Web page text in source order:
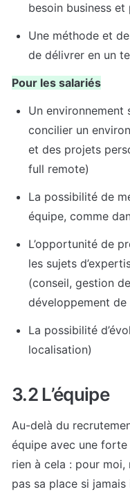
besoin business
Une méthode et
de délivrer en un
Pour les salariés
Un environnement
concilier un
et des projets
full remote)
La possibilité de
équipe, comme
L’opportunité de
les sujets
(conseil, gestion
développement de
La possibilité
localisation)
3.2 L’équipe
Au-delà du
équipe avec une
rien à cela : pour moi,
pas sa place si